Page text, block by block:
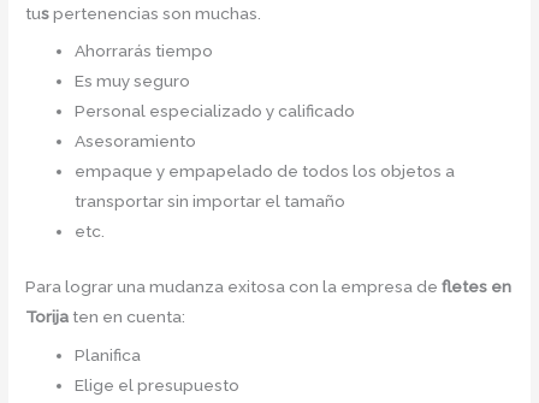
tuspertenencias son muchas.
Ahorrarás tiempo
Es muy seguro
Personal especializado y calificado
Asesoramiento
empaque y empapelado de todos los objetos a
transportar sin importar el tamaño
etc.
Para lograr una mudanza exitosa con la empresa defletes en
Torija ten en cuenta:
Planifica
Elige el presupuesto